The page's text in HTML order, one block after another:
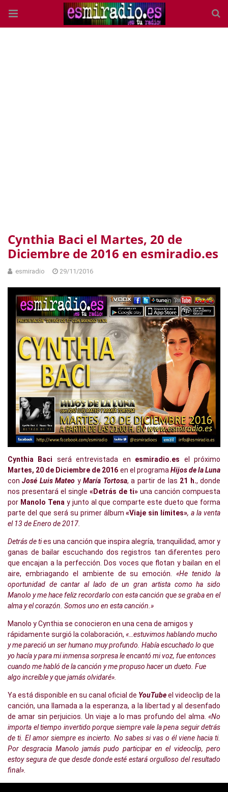
Cynthia Baci el Martes, 20 de
Diciembre de 2016 en esmiradio.es
esmiradio 29/11/2016
Cynthia Baci será entrevistada en esmiradio.es el próximo
Martes, 20 de Diciembre de 2016 en el programa Hijos de la Luna
conJosé Luis Mateo yMaría Tortosa, a partir de las 21 h., donde
nos presentará el single «Detrás de ti» una canción compuesta
por Manolo Tena y junto al que comparte este dueto que forma
parte del que será su primer álbum«Viaje sin límites», a la venta
el 13 de Enero de 2017.
Detrás de ties una canción que inspira alegría, tranquilidad, amor y
ganas de bailar escuchando dos registros tan diferentes pero
que encajan a la perfección. Dos voces que flotan y bailan en el
aire, embriagando el ambiente de su emoción.«He tenido la
oportunidad de cantar al lado de un gran artista como ha sido
Manolo y me hace feliz recordarlo con esta canción que se graba en el
alma y el corazón. Somos uno en esta canción.»
Manolo y Cynthia se conocieron en una cena de amigos y
rápidamente surgió la colaboración, «…estuvimos hablando mucho
y me pareció un ser humano muy profundo. Había escuchado lo que
yo hacía y para mi inmensa sorpresa le encantó mi voz, fue entonces
cuando me habló de la canción y me propuso hacer un dueto. Fue
algo increíble y que jamás olvidaré».
Ya está disponible en su canal oficial de YouTubeel videoclip de la
canción, una llamada a la esperanza, a la libertad y al desenfado
de amar sin perjuicios. Un viaje a lo mas profundo del alma. «No
importa el tiempo invertido porque siempre vale la pena seguir detrás
de ti. El amor siempre es incierto. No sabes si vas o él viene hacia ti.
Por desgracia Manolo jamás pudo participar en el videoclip, pero
estoy segura de que desde donde esté estará orgulloso del resultado
final».